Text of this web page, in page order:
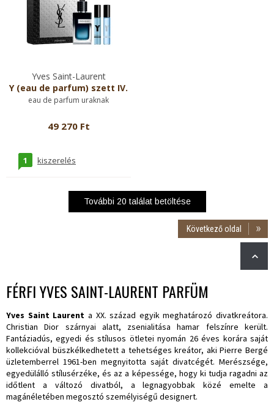
Yves Saint-Laurent
Y (eau de parfum) szett IV.
eau de parfum uraknak
49 270 Ft
1 kiszerelés
További 20 találat betöltése
Következő oldal
FÉRFI YVES SAINT-LAURENT PARFÜM
Yves Saint Laurent a XX. század egyik meghatározó divatkreátora.
Christian Dior szárnyai alatt, zsenialitása hamar felszínre került.
Fantáziadús, egyedi és stílusos ötletei nyomán 26 éves korára saját
kollekcióval büszkélkedhetett a tehetséges kreátor, aki Pierre Bergé
üzletemberrel 1961-ben megnyitotta saját divatcégét. Merészsége,
egyedülálló stílusérzéke, és az a képessége, hogy ki tudja ragadni az
időtlent a változó divatból, a legnagyobbak közé emelte a
magánéletében megosztó személyiségű designert.